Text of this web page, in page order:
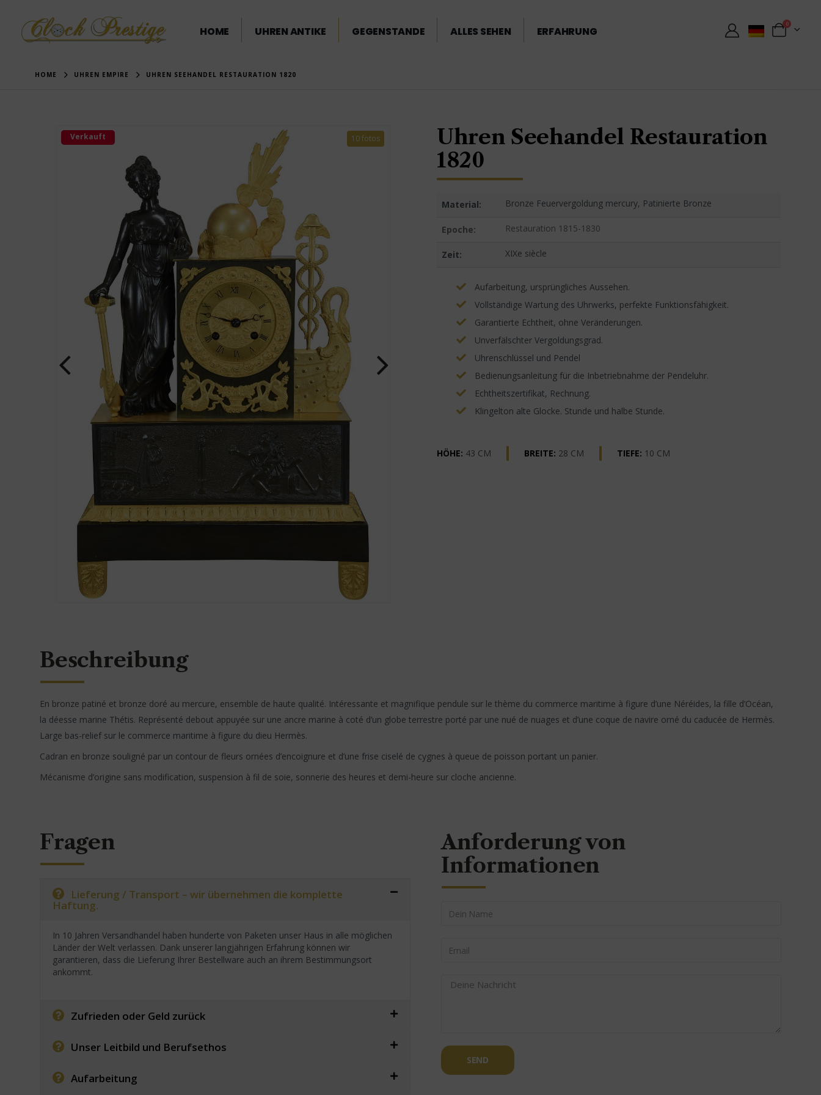
HOME UHREN ANTIKE GEGENSTANDE ALLES SEHEN ERFAHRUNG
0
HOME UHREN EMPIRE UHREN SEEHANDEL RESTAURATION 1820
10 fotos
Verkauft
Uhren Seehandel Restauration
1820
Material: Bronze Feuervergoldung mercury, Patinierte Bronze
Epoche: Restauration 1815-1830
Zeit: XIXe siècle
Aufarbeitung, ursprüngliches Aussehen.
Vollständige Wartung des Uhrwerks, perfekte Funktionsfähigkeit.
Garantierte Echtheit, ohne Veränderungen.
Unverfälschter Vergoldungsgrad.
Uhrenschlüssel und Pendel
Bedienungsanleitung für die Inbetriebnahme der Pendeluhr.
Echtheitszertifikat, Rechnung.
Klingelton alte Glocke. Stunde und halbe Stunde.
HÖHE: 43 CM BREITE: 28 CM TIEFE: 10 CM
Beschreibung
En bronze patiné et bronze doré au mercure, ensemble de haute qualité. Intéressante et magnifique pendule sur le thème du commerce maritime à figure d’une Néréides, la fille d’Océan,
la déesse marine Thétis. Représenté debout appuyée sur une ancre marine à coté d’un globe terrestre porté par une nué de nuages et d’une coque de navire orné du caducée de Hermès.
Large bas-relief sur le commerce maritime à figure du dieu Hermès.
Cadran en bronze souligné par un contour de fleurs ornées d’encoignure et d’une frise ciselé de cygnes à queue de poisson portant un panier.
Mécanisme d’origine sans modification, suspension à fil de soie, sonnerie des heures et demi-heure sur cloche ancienne.
Fragen
Lieferung / Transport – wir übernehmen die komplette
Haftung.
In 10 Jahren Versandhandel haben hunderte von Paketen unser Haus in alle möglichen
Länder der Welt verlassen. Dank unserer langjährigen Erfahrung können wir
garantieren, dass die Lieferung Ihrer Bestellware auch an ihrem Bestimmungsort
ankommt.
Zufrieden oder Geld zurück
Unser Leitbild und Berufsethos
Aufarbeitung
Anforderung von
Informationen
SEND